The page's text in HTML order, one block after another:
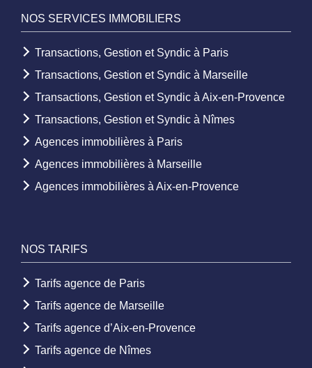
NOS SERVICES IMMOBILIERS
Transactions, Gestion et Syndic à Paris
Transactions, Gestion et Syndic à Marseille
Transactions, Gestion et Syndic à Aix-en-Provence
Transactions, Gestion et Syndic à Nîmes
Agences immobilières à Paris
Agences immobilières à Marseille
Agences immobilières à Aix-en-Provence
NOS TARIFS
Tarifs agence de Paris
Tarifs agence de Marseille
Tarifs agence d’Aix-en-Provence
Tarifs agence de Nîmes